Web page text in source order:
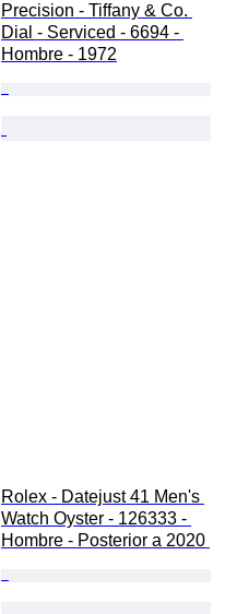
Precision - Tiffany & Co.
Dial - Serviced - 6694 -
Hombre - 1972
Rolex - Datejust 41 Men's
Watch Oyster - 126333 -
Hombre - Posterior a 2020